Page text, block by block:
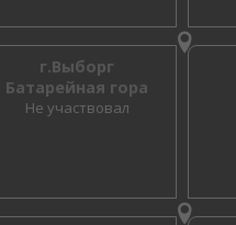
г.Выборг
Батарейная гора
Не участвовал